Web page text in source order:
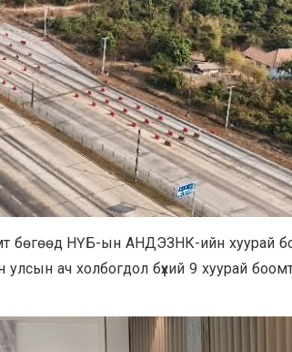
бөгөөд НҮБ-ын АНДЭЗНК-ийн хуурай
улсын ач холбогдол бүхий 9 хуурай